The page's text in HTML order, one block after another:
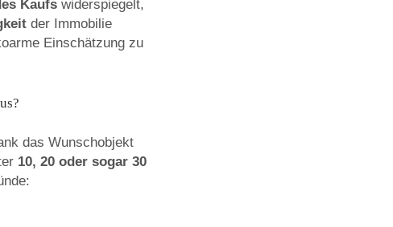
Kaufs widerspiegelt,
der Immobilie
Einschätzung zu
das Wunschobjekt
10, 20 oder sogar 30